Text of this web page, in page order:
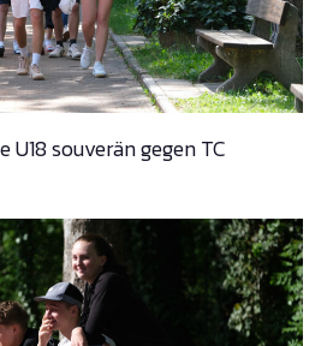
U18 souverän gegen TC